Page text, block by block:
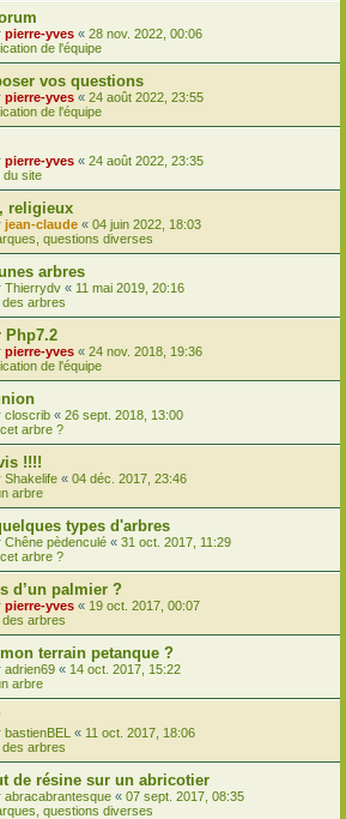
pierre-yves « 28 nov. 2022, 00:06
de l'équipe
vos questions
pierre-yves « 24 août 2022, 23:55
de l'équipe
pierre-yves « 24 août 2022, 23:35
du site
religieux
jean-claude « 04 juin 2022, 18:03
questions diverses
arbres
Thierrydv « 11 mai 2019, 20:16
des arbres
Php7.2
pierre-yves « 24 nov. 2018, 19:36
de l'équipe
closcrib « 26 sept. 2018, 13:00
arbre ?
!!!!
Shakelife « 04 déc. 2017, 23:46
arbre
types d'arbres
Chêne pèdenculé « 31 oct. 2017, 11:29
arbre ?
d’un palmier ?
pierre-yves « 19 oct. 2017, 00:07
des arbres
terrain petanque ?
adrien69 « 14 oct. 2017, 15:22
arbre
bastienBEL « 11 oct. 2017, 18:06
des arbres
de résine sur un abricotier
abracabrantesque « 07 sept. 2017, 08:35
questions diverses